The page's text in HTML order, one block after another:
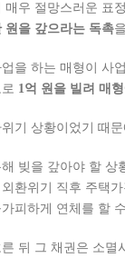
매우 절망스러운 표
원을 갚으라는 독촉
업을 하는 매형이 사
1억 원을 빌려 매형
기 상황이었기 때
빚을 갚아야 할 상
환위기 직후 주택
피하게 연체를 할
른 뒤 그 채권은 소멸